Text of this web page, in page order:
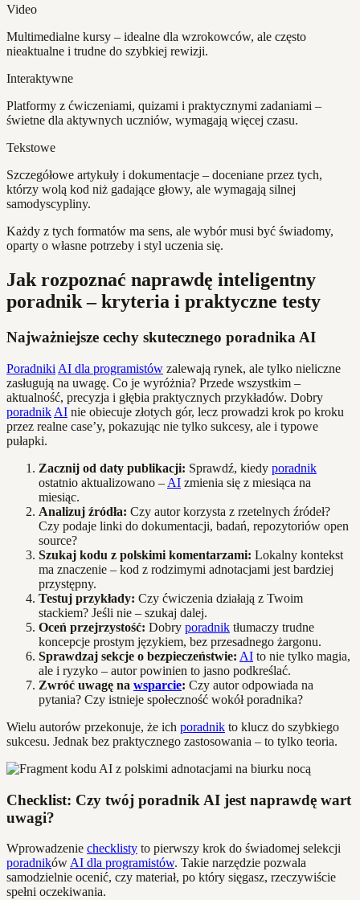
Video
Multimedialne kursy – idealne dla wzrokowców, ale często
nieaktualne i trudne do szybkiej rewizji.
Interaktywne
Platformy z ćwiczeniami, quizami i praktycznymi zadaniami –
świetne dla aktywnych uczniów, wymagają więcej czasu.
Tekstowe
Szczegółowe artykuły i dokumentacje – doceniane przez tych,
którzy wolą kod niż gadające głowy, ale wymagają silnej
samodyscypliny.
Każdy z tych formatów ma sens, ale wybór musi być świadomy,
oparty o własne potrzeby i styl uczenia się.
Jak rozpoznać naprawdę inteligentny
poradnik – kryteria i praktyczne testy
Najważniejsze cechy skutecznego poradnika AI
Poradniki AI dla programistów zalewają rynek, ale tylko nieliczne
zasługują na uwagę. Co je wyróżnia? Przede wszystkim –
aktualność, precyzja i głębia praktycznych przykładów. Dobry
poradnik AI nie obiecuje złotych gór, lecz prowadzi krok po kroku
przez realne case’y, pokazując nie tylko sukcesy, ale i typowe
pułapki.
Zacznij od daty publikacji: Sprawdź, kiedy poradnik
ostatnio aktualizowano – AI zmienia się z miesiąca na
miesiąc.
Analizuj źródła: Czy autor korzysta z rzetelnych źródeł?
Czy podaje linki do dokumentacji, badań, repozytoriów open
source?
Szukaj kodu z polskimi komentarzami: Lokalny kontekst
ma znaczenie – kod z rodzimymi adnotacjami jest bardziej
przystępny.
Testuj przykłady: Czy ćwiczenia działają z Twoim
stackiem? Jeśli nie – szukaj dalej.
Oceń przejrzystość: Dobry poradnik tłumaczy trudne
koncepcje prostym językiem, bez przesadnego żargonu.
Sprawdzaj sekcje o bezpieczeństwie: AI to nie tylko magia,
ale i ryzyko – autor powinien to jasno podkreślać.
Zwróć uwagę na wsparcie: Czy autor odpowiada na
pytania? Czy istnieje społeczność wokół poradnika?
Wielu autorów przekonuje, że ich poradnik to klucz do szybkiego
sukcesu. Jednak bez praktycznego zastosowania – to tylko teoria.
Checklist: Czy twój poradnik AI jest naprawdę wart
uwagi?
Wprowadzenie checklisty to pierwszy krok do świadomej selekcji
poradników AI dla programistów. Takie narzędzie pozwala
samodzielnie ocenić, czy materiał, po który sięgasz, rzeczywiście
spełni oczekiwania.